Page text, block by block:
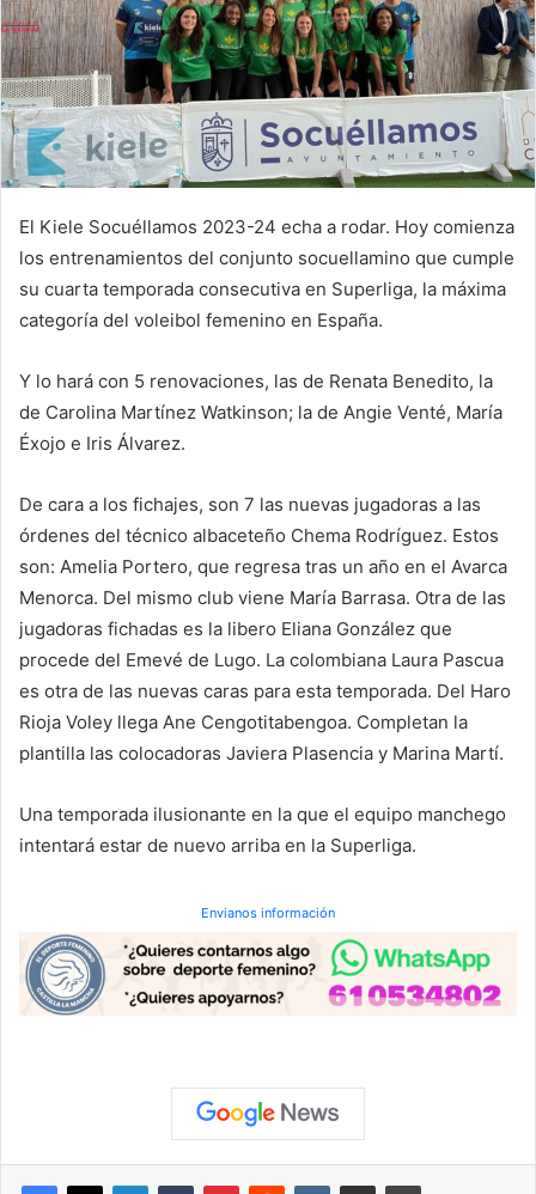
El Kiele Socuéllamos 2023-24 echa a rodar. Hoy comienza
los entrenamientos del conjunto socuellamino que cumple
su cuarta temporada consecutiva en Superliga, la máxima
categoría del voleibol femenino en España.
Y lo hará con 5 renovaciones, las de Renata Benedito, la
de Carolina Martínez Watkinson; la de Angie Venté, María
Éxojo e Iris Álvarez.
De cara a los fichajes, son 7 las nuevas jugadoras a las
órdenes del técnico albaceteño Chema Rodríguez. Estos
son: Amelia Portero, que regresa tras un año en el Avarca
Menorca. Del mismo club viene María Barrasa. Otra de las
jugadoras fichadas es la libero Eliana González que
procede del Emevé de Lugo. La colombiana Laura Pascua
es otra de las nuevas caras para esta temporada. Del Haro
Rioja Voley llega Ane Cengotitabengoa. Completan la
plantilla las colocadoras Javiera Plasencia y Marina Martí.
Una temporada ilusionante en la que el equipo manchego
intentará estar de nuevo arriba en la Superliga.
Envianos información